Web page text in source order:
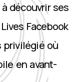
à découvrir ses
Facebook
privilégié où
en avant-